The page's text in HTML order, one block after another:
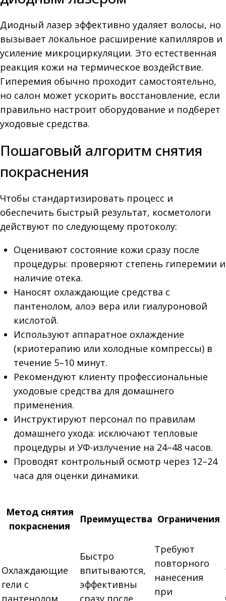
Диодный лазер эффективно удаляет волосы, но
вызывает локальное расширение капилляров и
усиление микроциркуляции. Это естественная
реакция кожи на термическое воздействие.
Гиперемия обычно проходит самостоятельно,
но салон может ускорить восстановление, если
правильно настроит оборудование и подберет
уходовые средства.
Пошаговый алгоритм снятия
покраснения
Чтобы стандартизировать процесс и
обеспечить быстрый результат, косметологи
действуют по следующему протоколу:
Оценивают состояние кожи сразу после
процедуры: проверяют степень гиперемии и
наличие отека.
Наносят охлаждающие средства с
пантенолом, алоэ вера или гиалуроновой
кислотой.
Используют аппаратное охлаждение
(криотерапию или холодные компрессы) в
течение 5–10 минут.
Рекомендуют клиенту профессиональные
уходовые средства для домашнего
применения.
Инструктируют персонал по правилам
домашнего ухода: исключают тепловые
процедуры и УФ-излучение на 24–48 часов.
Проводят контрольный осмотр через 12–24
часа для оценки динамики.
Метод снятия
покраснения
Преимущества Ограничения
Охлаждающие
гели с
пантенолом
Быстро
впитываются,
эффективны
сразу после
Требуют
повторного
нанесения
при